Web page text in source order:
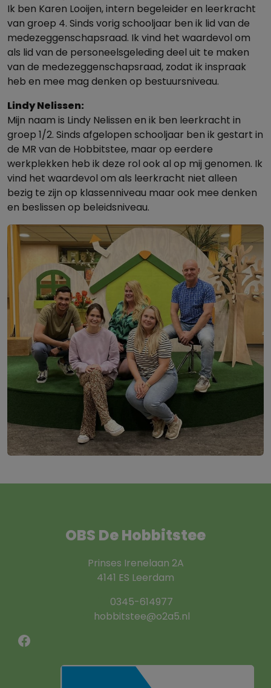
Ik ben Karen Looijen, intern begeleider en leerkracht
van groep 4. Sinds vorig schooljaar ben ik lid van de
medezeggenschapsraad. Ik vind het waardevol om
als lid van de personeelsgeleding deel uit te maken
van de medezeggenschapsraad, zodat ik inspraak
heb en mee mag denken op bestuursniveau.
Lindy Nelissen:
Mijn naam is Lindy Nelissen en ik ben leerkracht in
groep 1/2. Sinds afgelopen schooljaar ben ik gestart in
de MR van de Hobbitstee, maar op eerdere
werkplekken heb ik deze rol ook al op mij genomen. Ik
vind het waardevol om als leerkracht niet alleen
bezig te zijn op klassenniveau maar ook mee denken
en beslissen op beleidsniveau.
OBS De Hobbitstee
Prinses Irenelaan 2A
4141 ES Leerdam
0345-614977
hobbitstee@o2a5.nl
Facebook